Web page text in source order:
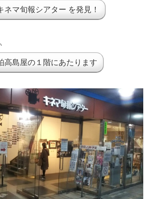
ネマ旬報シアター を発見！
高島屋の１階にあたります